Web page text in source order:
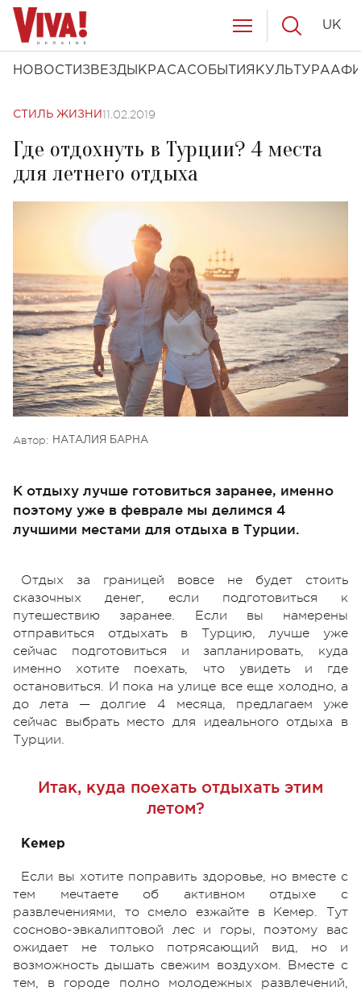
НОВОСТИ ЗВЕЗДЫ КРАСАСОБЫТИЯ КУЛЬТУРА
UK
СТИЛЬ ЖИЗНИ 11.02.2019
Где отдохнуть в Турции? 4 места
для летнего отдыха
Автор: НАТАЛИЯ БАРНА
К отдыху лучше готовиться заранее, именно
поэтому уже в феврале мы делимся 4
лучшими местами для отдыха в Турции.
Отдых за границей вовсе не будет стоить
сказочных денег, если подготовиться к
путешествию заранее. Если вы намерены
отправиться отдыхать в Турцию, лучше уже
сейчас подготовиться и запланировать, куда
именно хотите поехать, что увидеть и где
остановиться. И пока на улице все еще холодно, а
до лета — долгие 4 месяца, предлагаем уже
сейчас выбрать место для идеального отдыха в
Турции.
Итак, куда поехать отдыхать этим
летом?
Кемер
Если вы хотите поправить здоровье, но вместе с
тем мечтаете об активном отдыхе с
развлечениями, то смело езжайте в Кемер. Тут
сосново-эвкалиптовой лес и горы, поэтому вас
ожидает не только потрясающий вид, но и
возможность дышать свежим воздухом. Вместе с
тем, в городе полно молодежных развлечений,